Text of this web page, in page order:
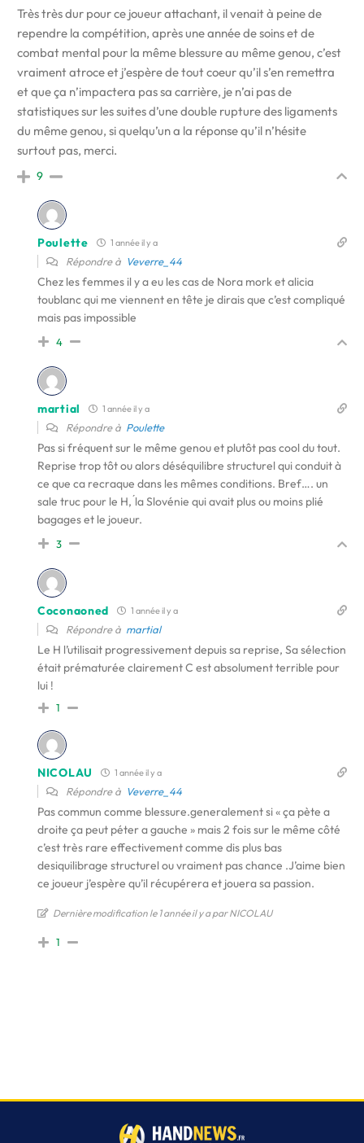
Très très dur pour ce joueur attachant, il venait à peine de
rependre la compétition, après une année de soins et de
combat mental pour la même blessure au même genou, c’est
vraiment atroce et j’espère de tout coeur qu’il s’en remettra
et que ça n’impactera pas sa carrière, je n’ai pas de
statistiques sur les suites d’une double rupture des ligaments
du même genou, si quelqu’un a la réponse qu’il n’hésite
surtout pas, merci.
9
Poulette 1 année il y a
Répondre à Veverre_44
Chez les femmes il y a eu les cas de Nora mork et alicia
toublanc qui me viennent en tête je dirais que c’est compliqué
mais pas impossible
4
martial 1 année il y a
Répondre à Poulette
Pas si fréquent sur le même genou et plutôt pas cool du tout.
Reprise trop tôt ou alors déséquilibre structurel qui conduit à
ce que ca recraque dans les mêmes conditions. Bref…. un
sale truc pour le H, ́la Slovénie qui avait plus ou moins plié
bagages et le joueur.
3
Coconaoned 1 année il y a
Répondre à martial
Le H l’utilisait progressivement depuis sa reprise, Sa sélection
était prématurée clairement C est absolument terrible pour
lui !
1
NICOLAU 1 année il y a
Répondre à Veverre_44
Pas commun comme blessure.generalement si « ça pète a
droite ça peut péter a gauche » mais 2 fois sur le même côté
c’est très rare effectivement comme dis plus bas
desiquilibrage structurel ou vraiment pas chance .J’aime bien
ce joueur j’espère qu’il récupérera et jouera sa passion.
Dernière modification le 1 année il y a par NICOLAU
1